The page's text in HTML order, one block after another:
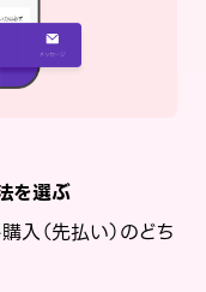
を選ぶ
入（先払い）のどち